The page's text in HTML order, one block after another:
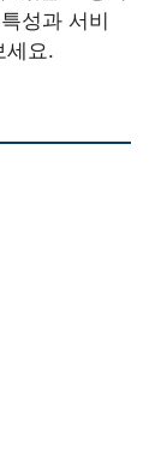
성과 서비
세요.